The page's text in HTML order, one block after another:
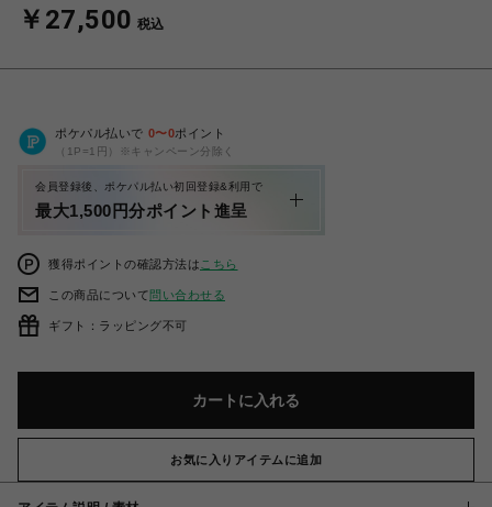
￥27,500 税込
ポケパル払いで 0〜0ポイント
（1P=1円）※キャンペーン分除く
会員登録後、ポケパル払い初回登録&利用で
最大1,500円分ポイント進呈
獲得ポイントの確認方法は こちら
この商品について問い合わせる
ギフト：ラッピング不可
カートに入れる
お気に入りアイテムに追加